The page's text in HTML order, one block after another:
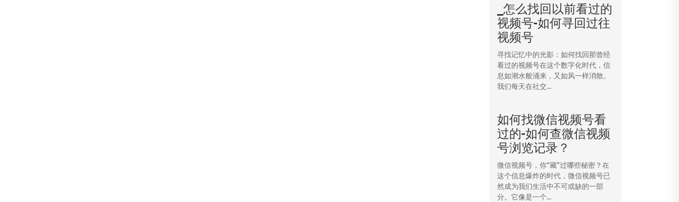
_怎么找回以前看过的
视频号-如何寻回过往
视频号
寻找记忆中的光影：如何找回那曾经
看过的视频号在这个数字化时代，信
息如潮水般涌来，又如风一样消散。
我们每天在社交...
如何找微信视频号看
过的-如何查微信视频
号浏览记录？
微信视频号，你“藏”过哪些秘密？在
这个信息爆炸的时代，微信视频号已
然成为我们生活中不可或缺的一部
分。它像是一个...